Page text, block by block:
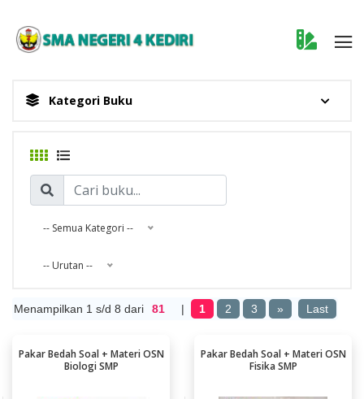
Kategori Buku
-- Semua Kategori --
-- Urutan --
Pakar Bedah Soal + Materi OSN
Biologi SMP
Pakar Bedah Soal + Materi OSN
Fisika SMP
Menampilkan 1 s/d 8 dari 81 | 1 2 3 » Last